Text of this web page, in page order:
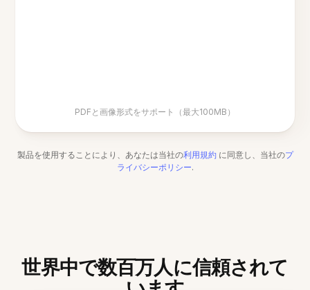
PDFと画像形式をサポート（最大100MB）
製品を使用することにより、あなたは当社の利用規約 に同意し、当社のプ
ライバシーポリシー.
世界中で数百万人に信頼されて